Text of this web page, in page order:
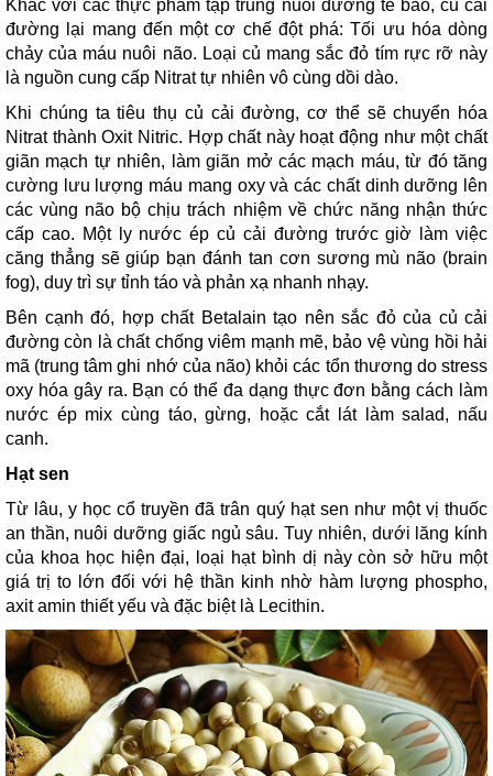
Khác với các thực phẩm tập trung nuôi dưỡng tế bào, củ cải
đường lại mang đến một cơ chế đột phá: Tối ưu hóa dòng
chảy của máu nuôi não. Loại củ mang sắc đỏ tím rực rỡ này
là nguồn cung cấp Nitrat tự nhiên vô cùng dồi dào.
Khi chúng ta tiêu thụ củ cải đường, cơ thể sẽ chuyển hóa
Nitrat thành Oxit Nitric. Hợp chất này hoạt động như một chất
giãn mạch tự nhiên, làm giãn mở các mạch máu, từ đó tăng
cường lưu lượng máu mang oxy và các chất dinh dưỡng lên
các vùng não bộ chịu trách nhiệm về chức năng nhận thức
cấp cao. Một ly nước ép củ cải đường trước giờ làm việc
căng thẳng sẽ giúp bạn đánh tan cơn sương mù não (brain
fog), duy trì sự tỉnh táo và phản xạ nhanh nhạy.
Bên cạnh đó, hợp chất Betalain tạo nên sắc đỏ của củ cải
đường còn là chất chống viêm mạnh mẽ, bảo vệ vùng hồi hải
mã (trung tâm ghi nhớ của não) khỏi các tổn thương do stress
oxy hóa gây ra. Bạn có thể đa dạng thực đơn bằng cách làm
nước ép mix cùng táo, gừng, hoặc cắt lát làm salad, nấu
canh.
Hạt sen
Từ lâu, y học cổ truyền đã trân quý hạt sen như một vị thuốc
an thần, nuôi dưỡng giấc ngủ sâu. Tuy nhiên, dưới lăng kính
của khoa học hiện đại, loại hạt bình dị này còn sở hữu một
giá trị to lớn đối với hệ thần kinh nhờ hàm lượng phospho,
axit amin thiết yếu và đặc biệt là Lecithin.